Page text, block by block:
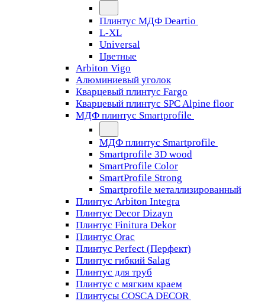
Плинтус МДФ Deartio
L-XL
Universal
Цветные
Arbiton Vigo
Алюминиевый уголок
Кварцевый плинтус Fargo
Кварцевый плинтус SPC Alpine floor
МДФ плинтус Smartprofile
МДФ плинтус Smartprofile
Smartprofile 3D wood
SmartProfile Color
SmartProfile Strong
Smartprofile металлизированный
Плинтус Arbiton Integra
Плинтус Decor Dizayn
Плинтус Finitura Dekor
Плинтус Orac
Плинтус Perfect (Перфект)
Плинтус гибкий Salag
Плинтус для труб
Плинтус с мягким краем
Плинтусы COSCA DECOR